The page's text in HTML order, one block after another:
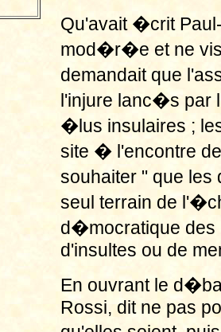
Qu'avait �crit
mod�r�e et ne
demandait que
l'injure lanc�s par
�lus insulaires ;
site � l'encontre
souhaiter " que
seul terrain de
d�mocratique des
d'insultes ou de
En ouvrant le
Rossi, dit ne pas